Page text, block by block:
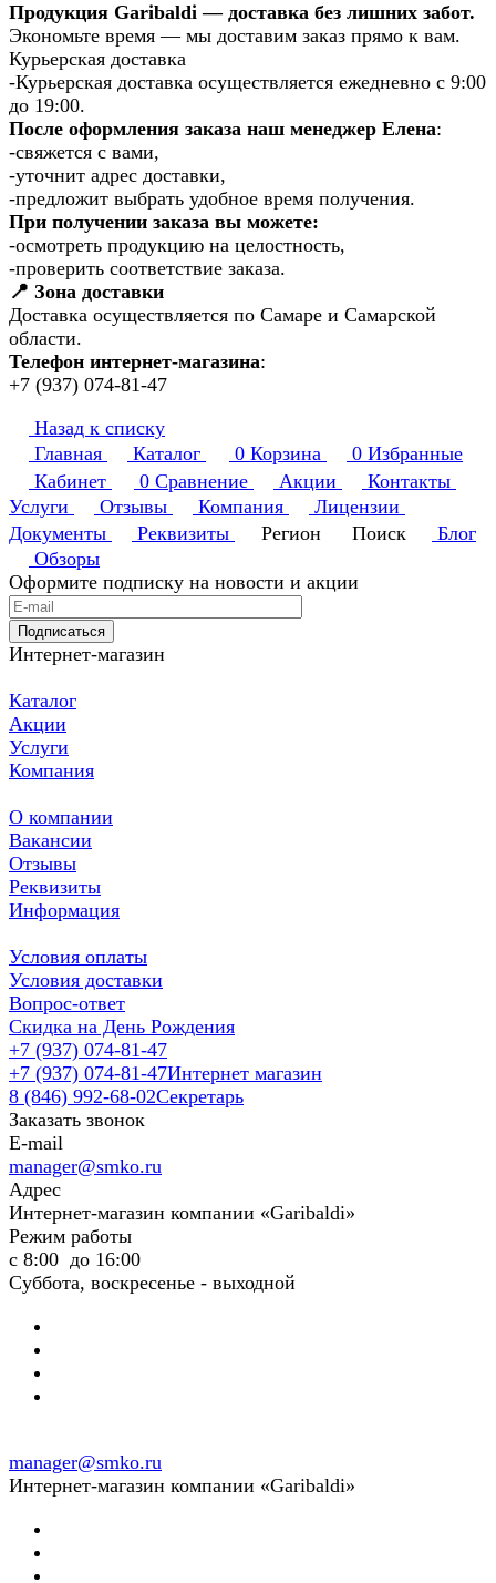
Продукция Garibaldi — доставка без лишних забот.
Экономьте время — мы доставим заказ прямо к вам.
Курьерская доставка
-Курьерская доставка осуществляется ежедневно с 9:00
до 19:00.
После оформления заказа наш менеджер Елена:
-свяжется с вами,
-уточнит адрес доставки,
-предложит выбрать удобное время получения.
При получении заказа вы можете:
-осмотреть продукцию на целостность,
-проверить соответствие заказа.
📍 Зона доставки
Доставка осуществляется по Самаре и Самарской
области.
Телефон интернет-магазина:
+7 (937) 074-81-47
Назад к списку
Главная
Каталог 0 Корзина 0 Избранные
Кабинет
0 Сравнение Акции
Контакты
Услуги
Отзывы Компания
Лицензии
Документы
Реквизиты Регион Поиск
Блог
Обзоры
Оформите подписку на новости и акции
Подписаться
Интернет-магазин
Каталог
Акции
Услуги
Компания
О компании
Вакансии
Отзывы
Реквизиты
Информация
Условия оплаты
Условия доставки
Вопрос-ответ
Скидка на День Рождения
+7 (937) 074-81-47
+7 (937) 074-81-47Интернет магазин
8 (846) 992-68-02Секретарь
Заказать звонок
E-mail
manager@smko.ru
Адрес
Интернет-магазин компании «Garibaldi»
Режим работы
с 8:00 до 16:00
Суббота, воскресенье - выходной
manager@smko.ru
Интернет-магазин компании «Garibaldi»